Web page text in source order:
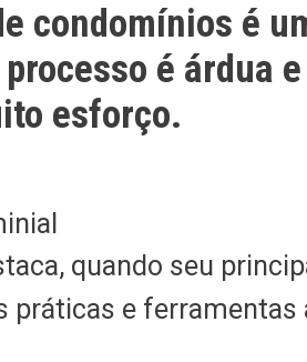
condomínios é
é árdua
esforço.
quando seu
práticas e